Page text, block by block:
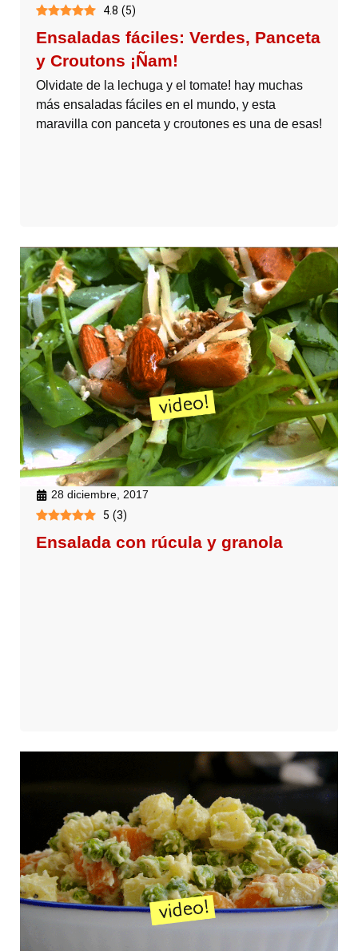
4.8 (5)
Ensaladas fáciles: Verdes, Panceta
y Croutons ¡Ñam!
Olvidate de la lechuga y el tomate! hay muchas
más ensaladas fáciles en el mundo, y esta
maravilla con panceta y croutones es una de esas!
28 diciembre, 2017
5 (3)
Ensalada con rúcula y granola